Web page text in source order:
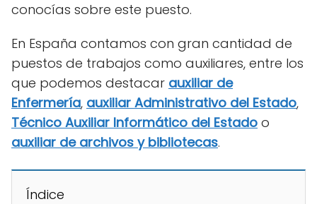
conocías sobre este puesto.
En España contamos con gran cantidad de
puestos de trabajos como auxiliares, entre los
que podemos destacar auxiliar de
Enfermería, auxiliar Administrativo del Estado,
Técnico Auxiliar Informático del Estado o
auxiliar de archivos y bibliotecas.
Índice